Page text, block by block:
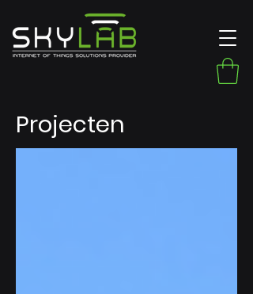
Projecten